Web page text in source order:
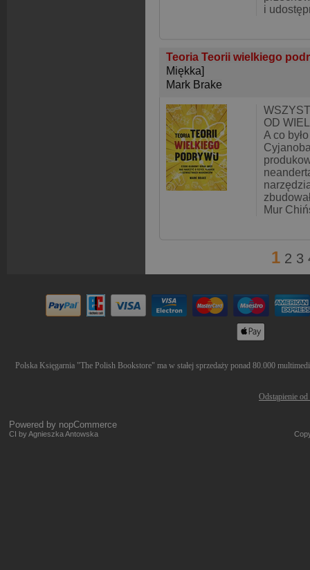
i
Teoria Teorii wielkiego
Miękka]
Mark Brake
OD
A co
Mur
1 2 3
Polska Księgarnia "The Polish Bookstore" ma w stałej sprzedaży ponad 80.000
Odstąpienie
Powered by nopCommerce
CI by Agnieszka Antowska